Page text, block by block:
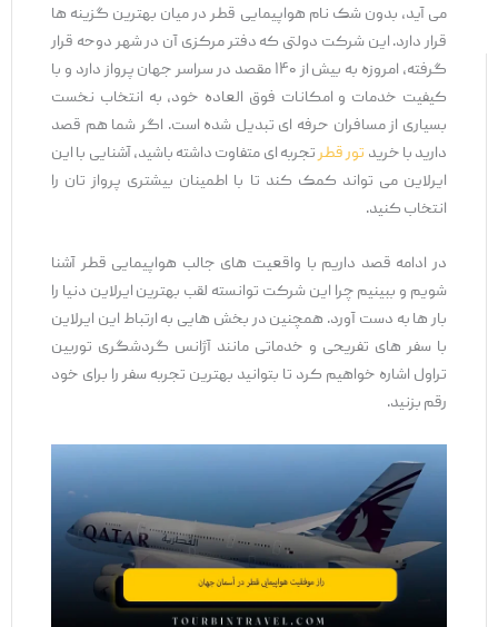
می ‌آید، بدون شک نام هواپیمایی قطر در میان بهترین گزینه‌ ها
قرار دارد. این شرکت دولتی که دفتر مرکزی آن در شهر دوحه قرار
گرفته، امروزه به بیش از ۱۴۰ مقصد در سراسر جهان پرواز دارد و با
کیفیت خدمات و امکانات فوق ‌العاده خود، به انتخاب نخست
بسیاری از مسافران حرفه ‌ای تبدیل شده است. اگر شما هم قصد
دارید با خریدتور قطرتجربه ‌ای متفاوت داشته باشید، آشنایی با این
ایرلاین می‌ تواند کمک کند تا با اطمینان بیشتری پرواز تان را
انتخاب کنید.
در ادامه قصد داریم با واقعیت های جالب هواپیمایی قطر آشنا
شویم و ببینیم چرا این شرکت توانسته لقب بهترین ایرلاین دنیا را
بار ها به دست آورد. همچنین در بخش ‌هایی به ارتباط این ایرلاین
با سفر های تفریحی و خدماتی مانند آژانس گردشگری توربین
تراول اشاره خواهیم کرد تا بتوانید بهترین تجربه سفر را برای خود
رقم بزنید.